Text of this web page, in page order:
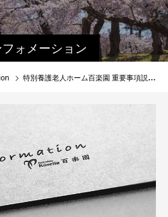
ォメーション
特別養護老人ホーム百楽園 重要事項説明書